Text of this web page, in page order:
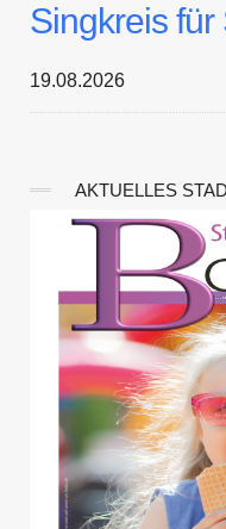
Singkreis für
19.08.2026
AKTUELLES